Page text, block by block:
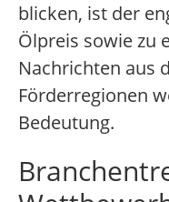
blicken, ist der
Ölpreis sowie zu
Nachrichten aus
Förderregionen
Bedeutung.